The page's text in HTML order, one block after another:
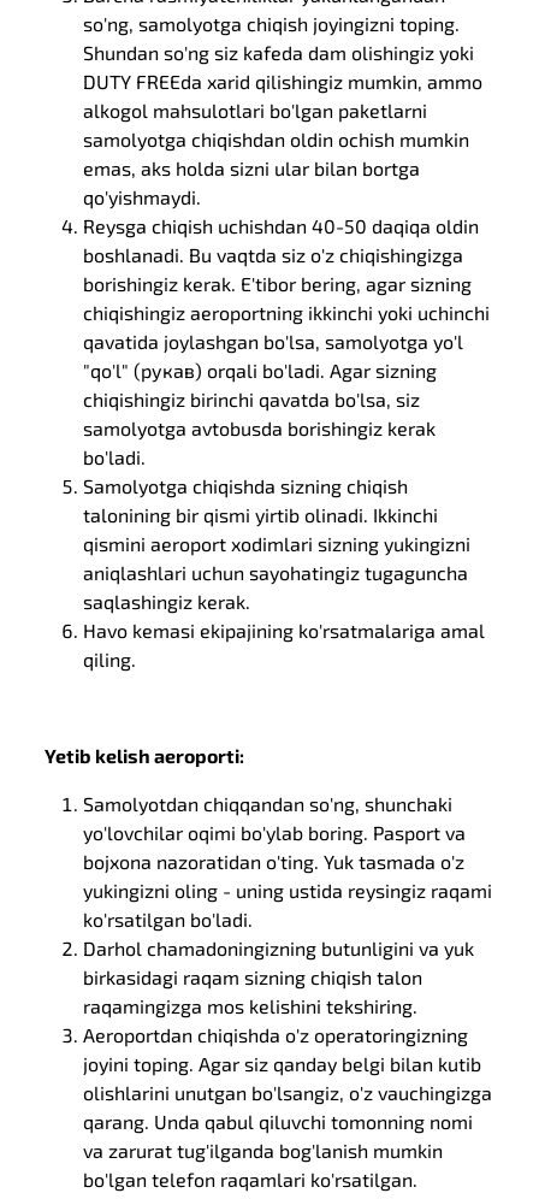
so'ng, samolyotga chiqish joyingizni toping.
Shundan so'ng siz kafeda dam olishingiz yoki
DUTY FREEda xarid qilishingiz mumkin, ammo
alkogol mahsulotlari bo'lgan paketlarni
samolyotga chiqishdan oldin ochish mumkin
emas, aks holda sizni ular bilan bortga
qo'yishmaydi.
Reysga chiqish uchishdan 40-50 daqiqa oldin
boshlanadi. Bu vaqtda siz o'z chiqishingizga
borishingiz kerak. E'tibor bering, agar sizning
chiqishingiz aeroportning ikkinchi yoki uchinchi
qavatida joylashgan bo'lsa, samolyotga yo'l
"qo'l" (рукав) orqali bo'ladi. Agar sizning
chiqishingiz birinchi qavatda bo'lsa, siz
samolyotga avtobusda borishingiz kerak
bo'ladi.
Samolyotga chiqishda sizning chiqish
talonining bir qismi yirtib olinadi. Ikkinchi
qismini aeroport xodimlari sizning yukingizni
aniqlashlari uchun sayohatingiz tugaguncha
saqlashingiz kerak.
Havo kemasi ekipajining ko'rsatmalariga amal
qiling.
Yetib kelish aeroporti:
Samolyotdan chiqqandan so'ng, shunchaki
yo'lovchilar oqimi bo'ylab boring. Pasport va
bojxona nazoratidan o'ting. Yuk tasmada o'z
yukingizni oling - uning ustida reysingiz raqami
ko'rsatilgan bo'ladi.
Darhol chamadoningizning butunligini va yuk
birkasidagi raqam sizning chiqish talon
raqamingizga mos kelishini tekshiring.
Aeroportdan chiqishda o'z operatoringizning
joyini toping. Agar siz qanday belgi bilan kutib
olishlarini unutgan bo'lsangiz, o'z vauchingizga
qarang. Unda qabul qiluvchi tomonning nomi
va zarurat tug'ilganda bog'lanish mumkin
bo'lgan telefon raqamlari ko'rsatilgan.